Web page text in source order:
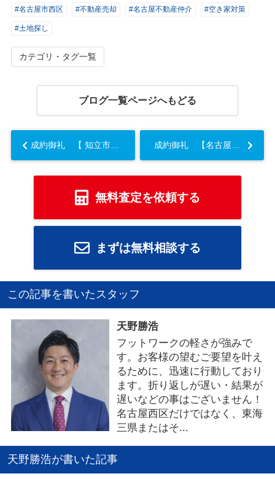
#名古屋市西区 #不動産売却 #名古屋不動産仲介 #空き家対策
#土地探し
カテゴリ・タグ一覧
ブログ一覧ページへもどる
成約御礼 【 知立市逢妻町桜 土地】...
無料査定を依頼する
まずは無料相談する
この記事を書いたスタッフ
天野勝浩
フットワークの軽さが強みで
す。お客様の望むご要望を叶え
るために、迅速に行動しており
ます。折り返しが遅い・結果が
遅いなどの事はございません！
名古屋西区だけではなく、東海
三県またはそ...
天野勝浩が書いた記事